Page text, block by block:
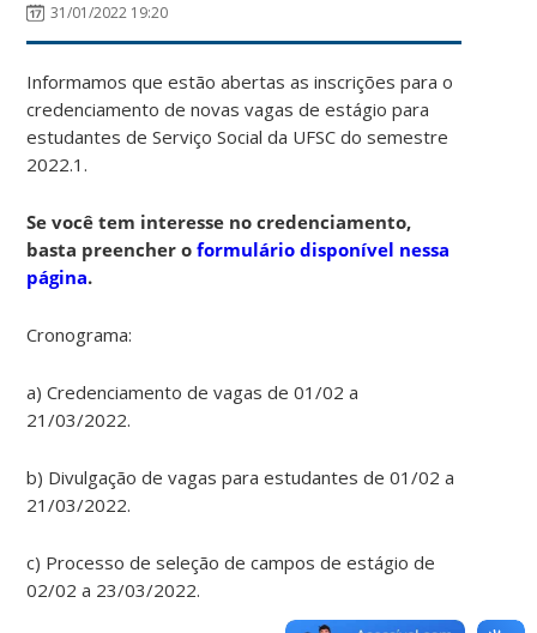
31/01/2022 19:20
Informamos que estão abertas as inscrições para o
credenciamento de novas vagas de estágio para
estudantes de Serviço Social da UFSC do semestre
2022.1.
Se você tem interesse no credenciamento,
basta preencher oformulário disponível nessa
página.
Cronograma:
a) Credenciamento de vagas de 01/02 a
21/03/2022.
b) Divulgação de vagas para estudantes de 01/02 a
21/03/2022.
c) Processo de seleção de campos de estágio de
02/02 a 23/03/2022.